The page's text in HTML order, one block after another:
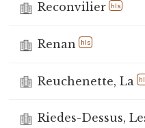
Reconvilier hls
Renan hls
Reuchenette, La
Riedes-Dessus,